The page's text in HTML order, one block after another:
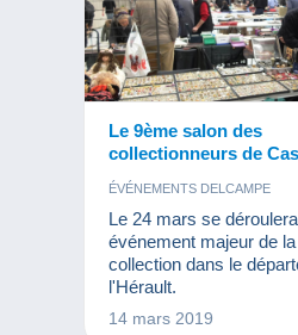
Le 9ème salon des
collectionneurs de
c’est le 24 mars !
ÉVÉNEMENTS DELCAMPE
Le 24 mars se
événement majeur de la
collection dans le
l'Hérault.
14 mars 2019